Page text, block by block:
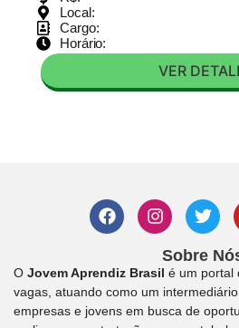
Local:
Cargo:
Horário:
VER
Sobre
O Jovem Aprendiz Brasil é um portal
vagas, atuando como um
empresas e jovens em busca de